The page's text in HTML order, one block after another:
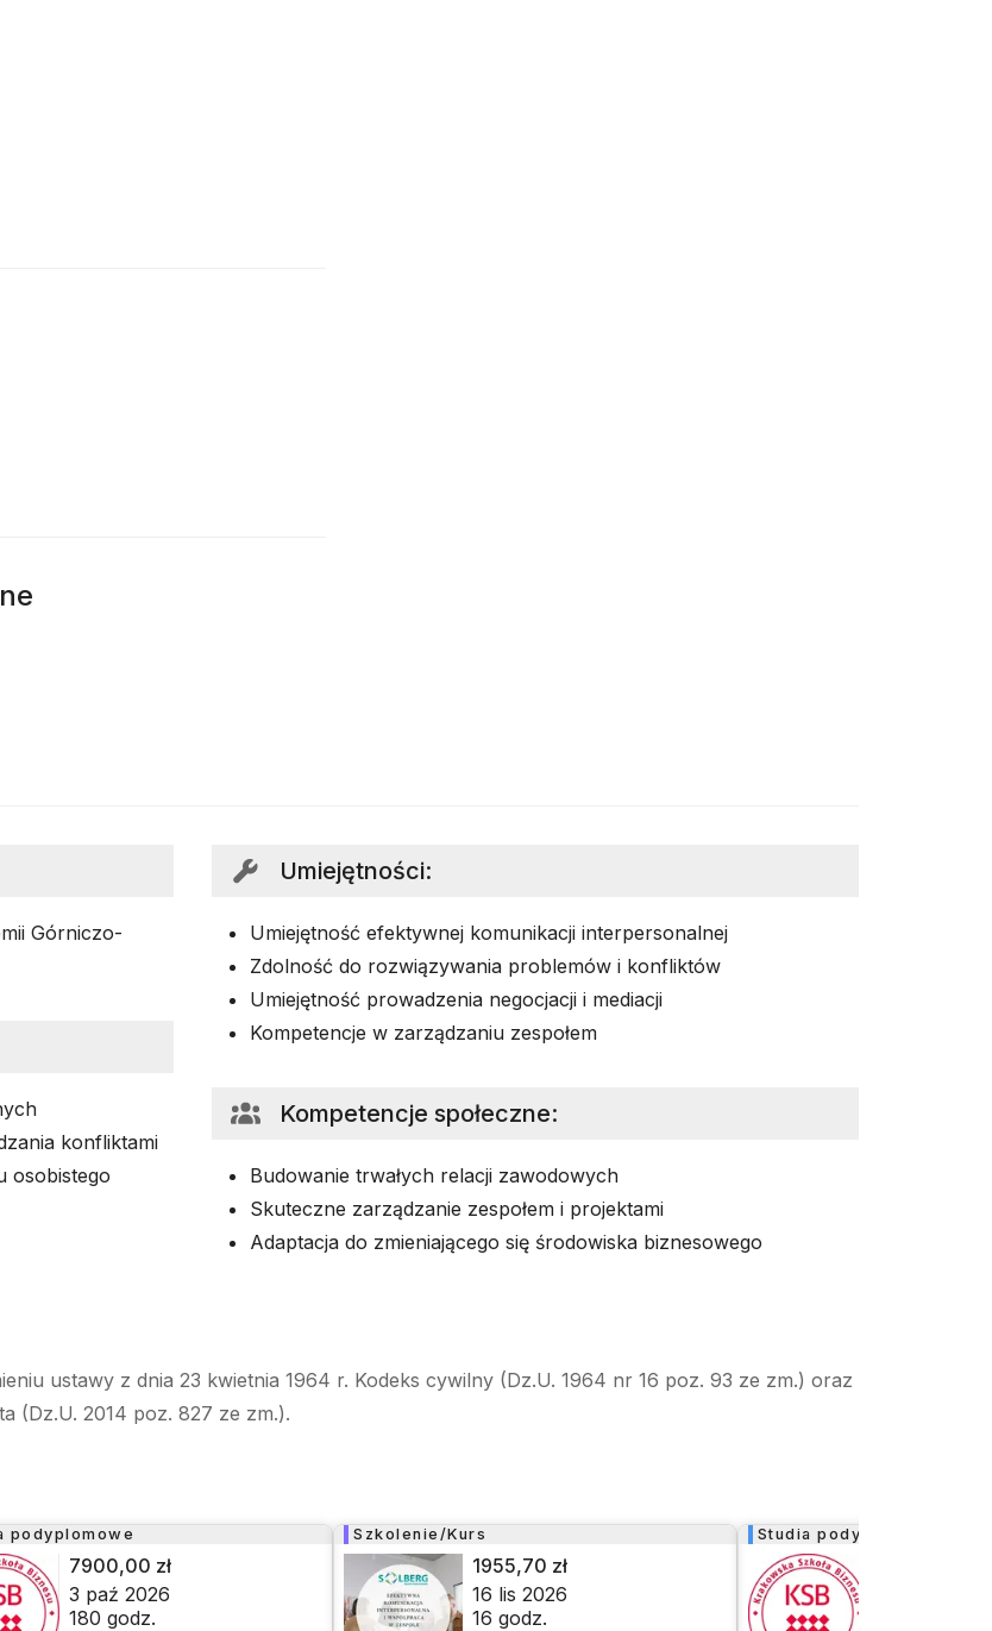
Górniczo-
konfliktami
osobistego
Umiejętności:
Umiejętność efektywnej komunikacji interpersonalnej
Zdolność do rozwiązywania problemów i konfliktów
Umiejętność prowadzenia negocjacji i mediacji
Kompetencje w zarządzaniu zespołem
Kompetencje społeczne:
Budowanie trwałych relacji zawodowych
Skuteczne zarządzanie zespołem i projektami
Adaptacja do zmieniającego się środowiska biznesowego
ustawy z dnia 23 kwietnia 1964 r. Kodeks cywilny (Dz.U. 1964 nr 16 poz. 93 ze zm.) oraz
(Dz.U. 2014 poz. 827 ze zm.).
podyplomowe
7900,00 zł
3 paź 2026
180 godz.
Szkolenie/Kurs
1955,70 zł
16 lis 2026
16 godz.
Studia podyplomowe